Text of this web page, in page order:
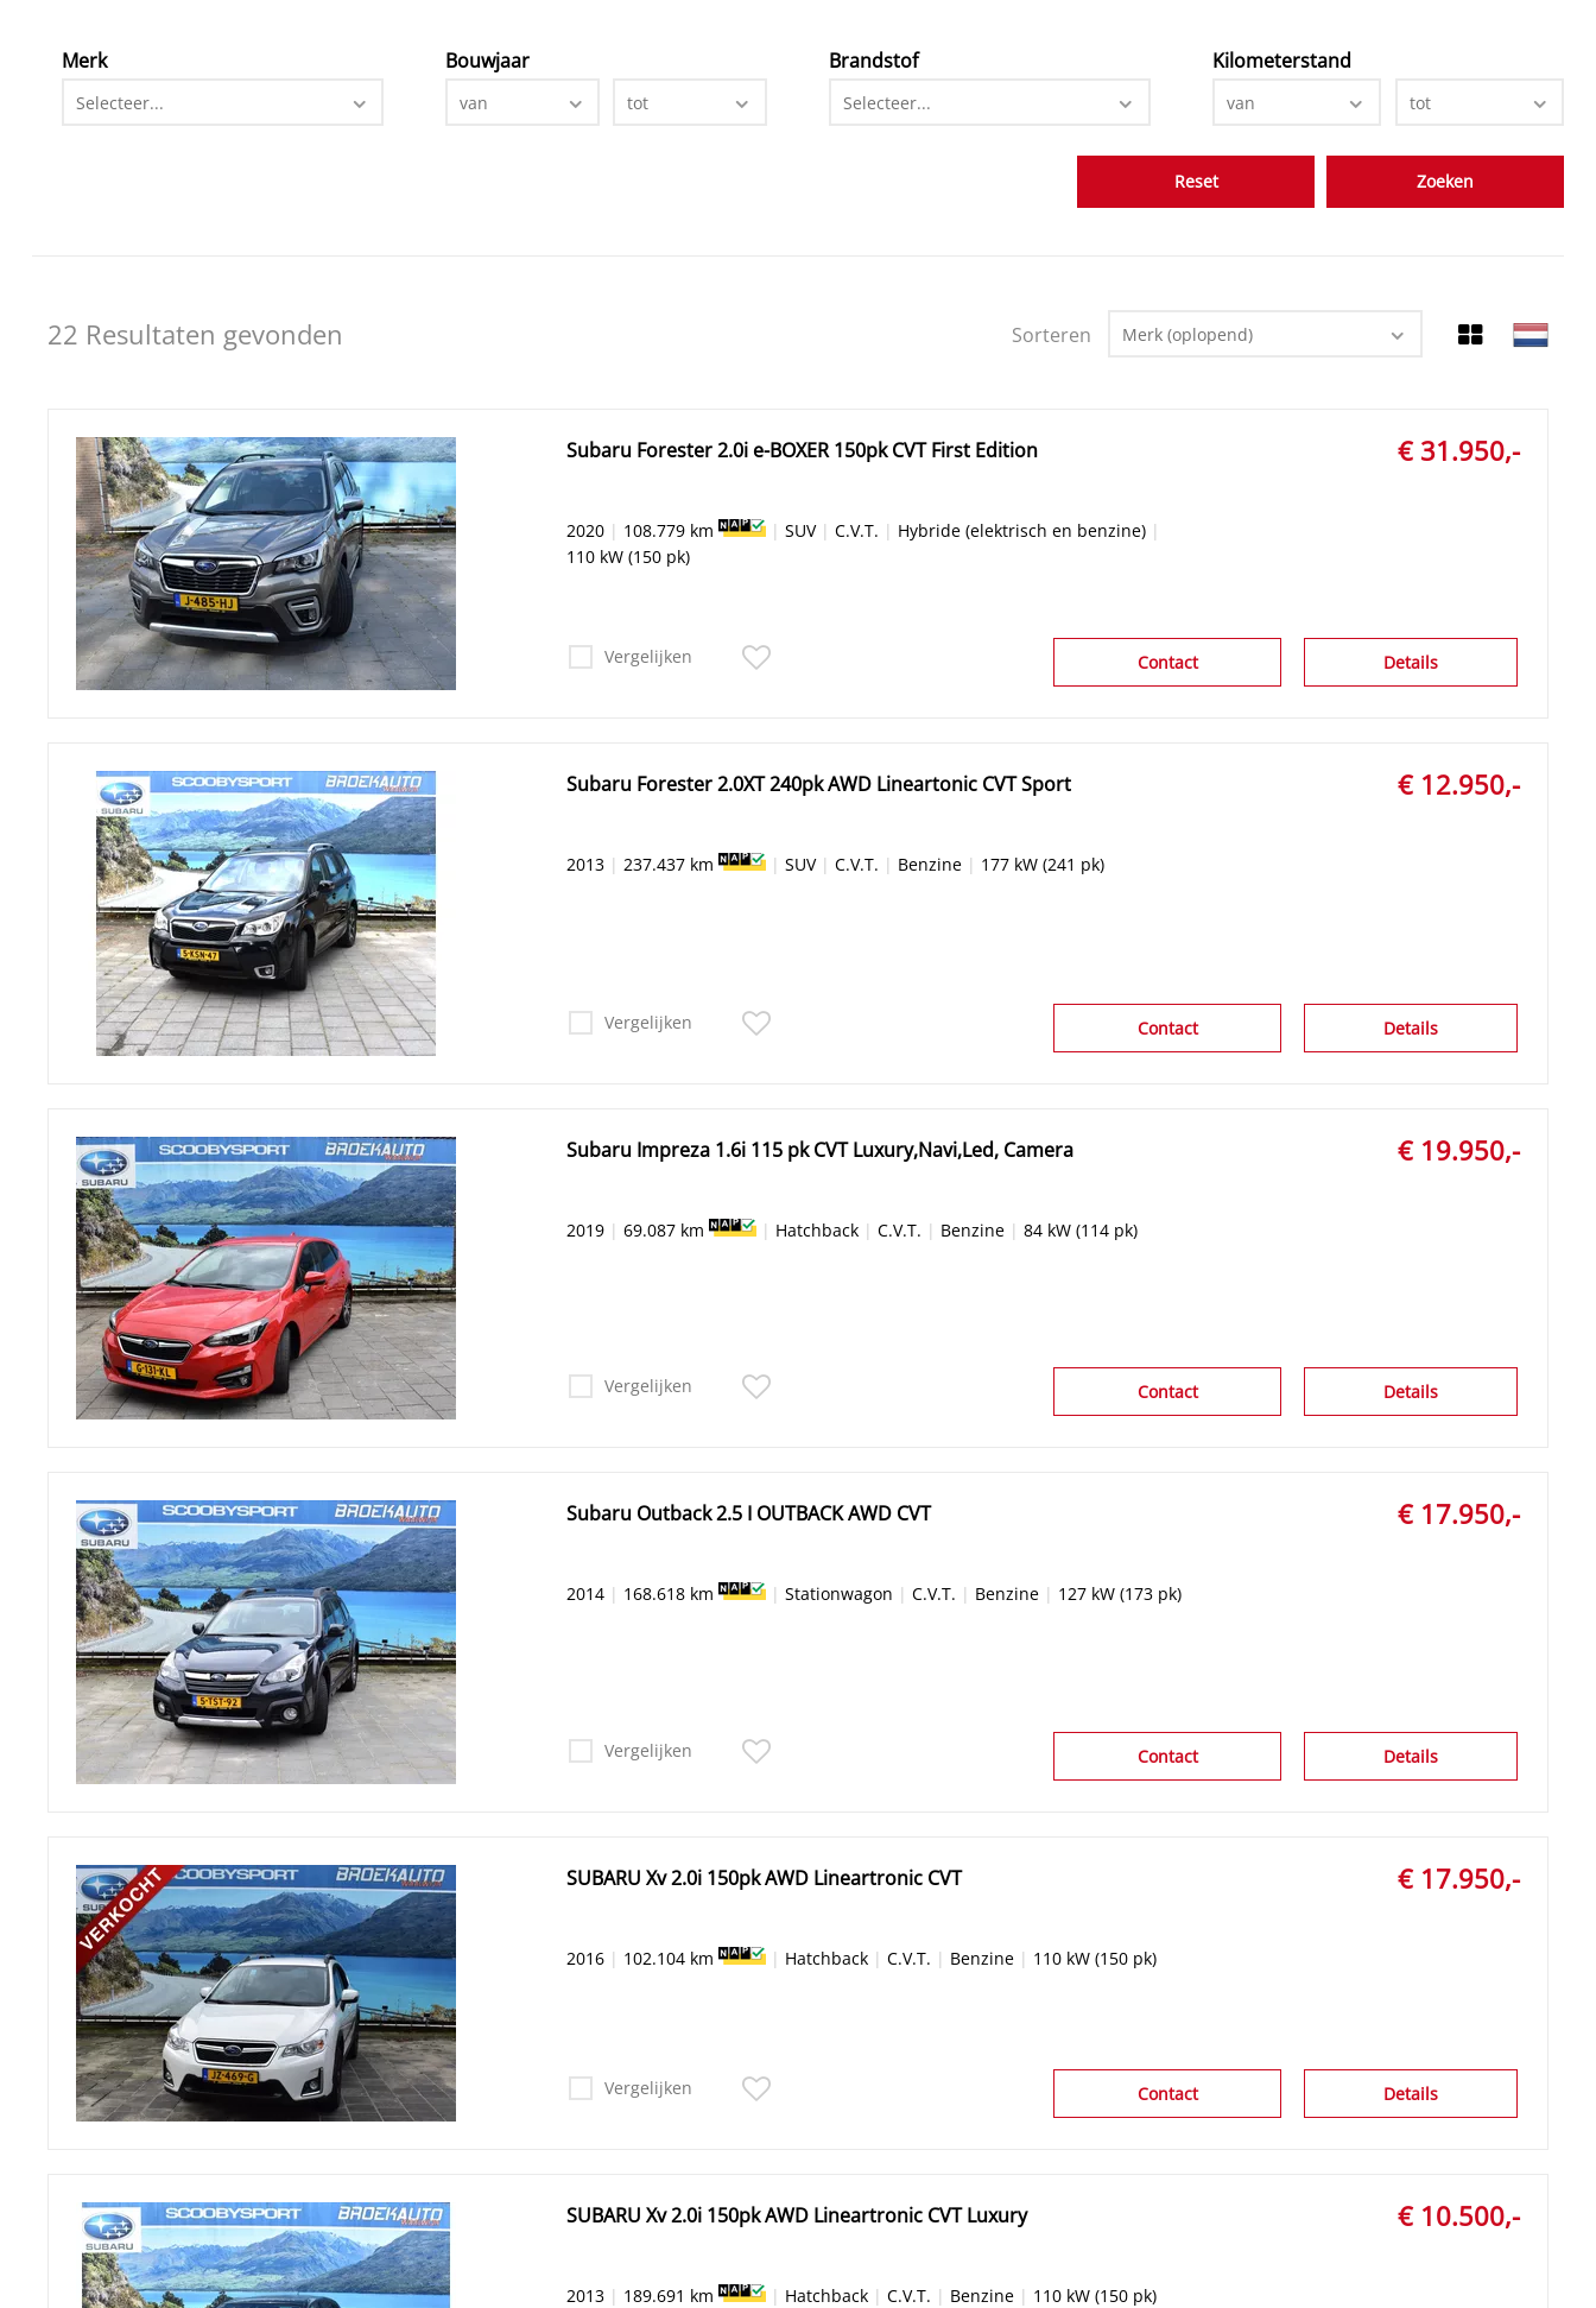
Merk
Selecteer...
Bouwjaar
van tot
Brandstof
Selecteer...
Kilometerstand
van tot
Reset
22 Resultaten gevonden Sorteren Merk (oplopend)
Subaru Forester 2.0i e-BOXER 150pk CVT First Edition
2020 | 108.779 km |SUV|C.V.T. | Hybride (elektrisch en benzine) |
110 kW (150 pk)
€ 31.950,-
Vergelijken Details
Contact
Subaru Forester 2.0XT 240pk AWD Lineartonic CVT Sport
2013 |237.437 km |SUV|C.V.T. | Benzine | 177 kW (241 pk)
€ 12.950,-
Vergelijken Details
Contact
Subaru Impreza 1.6i 115 pk CVT Luxury,Navi,Led, Camera
2019 |69.087 km | Hatchback |C.V.T. | Benzine |84 kW (114 pk)
€ 19.950,-
Vergelijken Details
Contact
Subaru Outback 2.5 I OUTBACK AWD CVT
2014 | 168.618 km |Stationwagon |C.V.T. | Benzine | 127 kW (173 pk)
€ 17.950,-
Vergelijken Details
Contact
SUBARU Xv 2.0i 150pk AWD Lineartronic CVT
2016 | 102.104 km | Hatchback |C.V.T. | Benzine | 110 kW (150 pk)
€ 17.950,-
Vergelijken Details
Contact
SUBARU Xv 2.0i 150pk AWD Lineartronic CVT Luxury
2013 | 189.691 km | Hatchback |C.V.T. | Benzine | 110 kW (150 pk)
€ 10.500,-